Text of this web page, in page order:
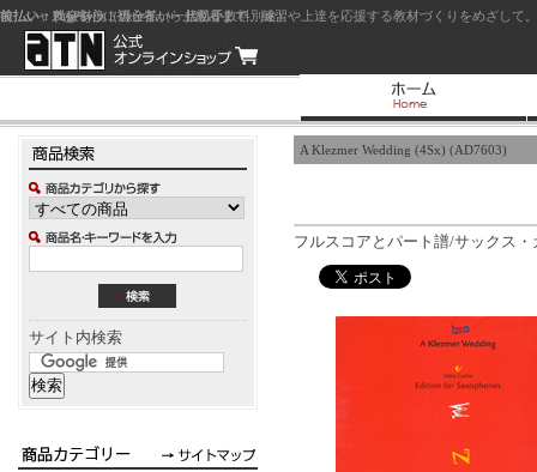
ジャズを中心に初心者から上級者まで、練習や上達を応援する教材づくりをめざし
サイト内検索
A Klezmer Wedding (4Sx) (AD7603)
フルスコアとパート譜/サックス・
前払い：クレジットカード（一括払い）
後払い：代金引換（現金払い・代引手数料別途）
前払い：PayPay